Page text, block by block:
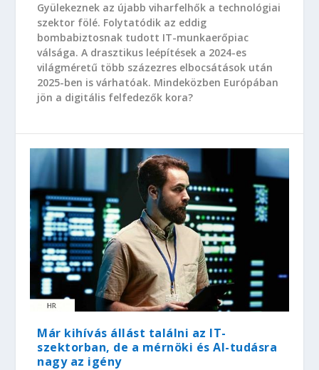
Gyülekeznek az újabb viharfelhők a technológiai
szektor fölé. Folytatódik az eddig
bombabiztosnak tudott IT-munkaerőpiac
válsága. A drasztikus leépítések a 2024-es
világméretű több százezres elbocsátások után
2025-ben is várhatóak. Mindeközben Európában
jön a digitális felfedezők kora?
Már kihívás állást találni az IT-
szektorban, de a mérnöki és AI-tudásra
nagy az igény